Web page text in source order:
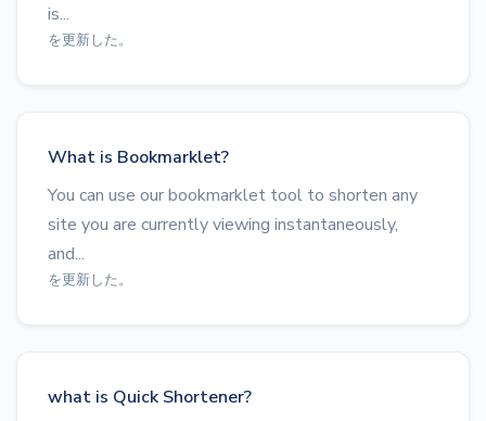
is...
を更新した。
What is Bookmarklet?
You can use our bookmarklet tool to shorten any
site you are currently viewing instantaneously,
and...
を更新した。
what is Quick Shortener?